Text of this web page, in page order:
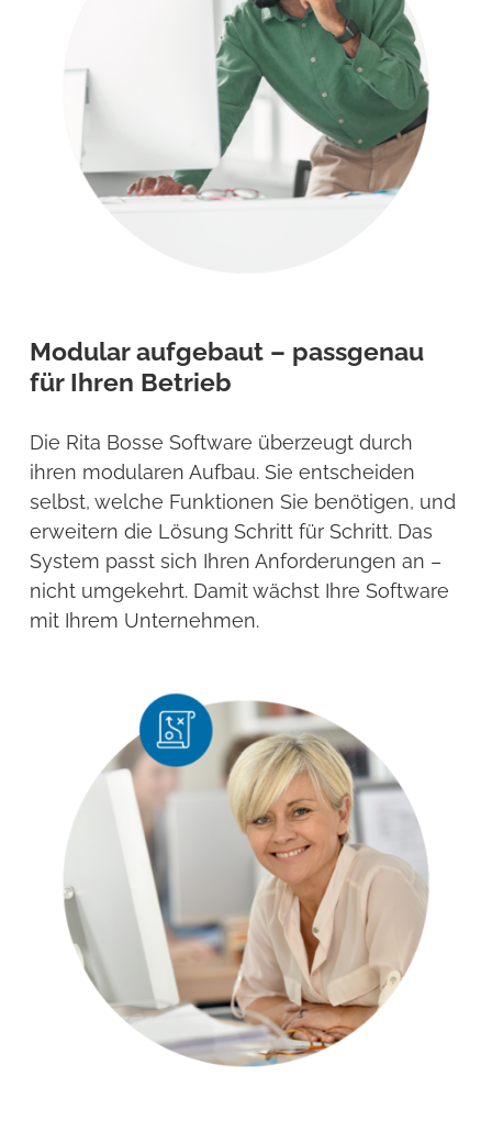
Modular aufgebaut – passgenau
für Ihren Betrieb
Die Rita Bosse Software überzeugt durch
ihren modularen Aufbau. Sie entscheiden
selbst, welche Funktionen Sie benötigen, und
erweitern die Lösung Schritt für Schritt. Das
System passt sich Ihren Anforderungen an –
nicht umgekehrt. Damit wächst Ihre Software
mit Ihrem Unternehmen.